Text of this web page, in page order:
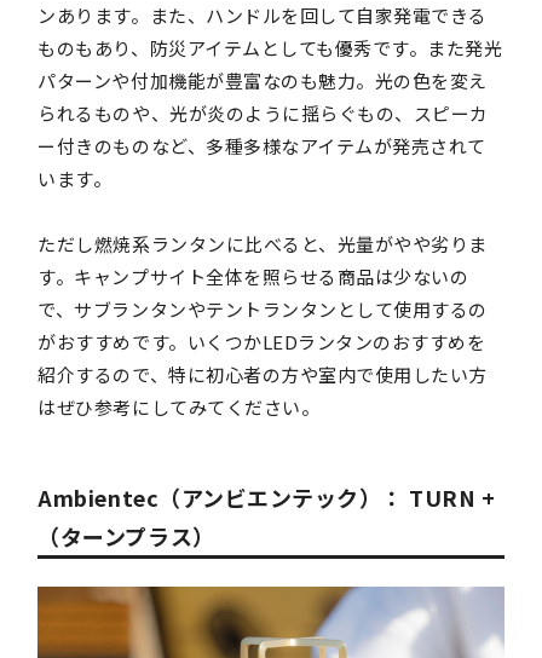
ンあります。また、ハンドルを回して自家発電できる
ものもあり、防災アイテムとしても優秀です。また発光
パターンや付加機能が豊富なのも魅力。光の色を変え
られるものや、光が炎のように揺らぐもの、スピーカ
ー付きのものなど、多種多様なアイテムが発売されて
います。
ただし燃焼系ランタンに比べると、光量がやや劣りま
す。キャンプサイト全体を照らせる商品は少ないの
で、サブランタンやテントランタンとして使用するの
がおすすめです。いくつかLEDランタンのおすすめを
紹介するので、特に初心者の方や室内で使用したい方
はぜひ参考にしてみてください。
Ambientec（アンビエンテック）： TURN +
（ターンプラス）